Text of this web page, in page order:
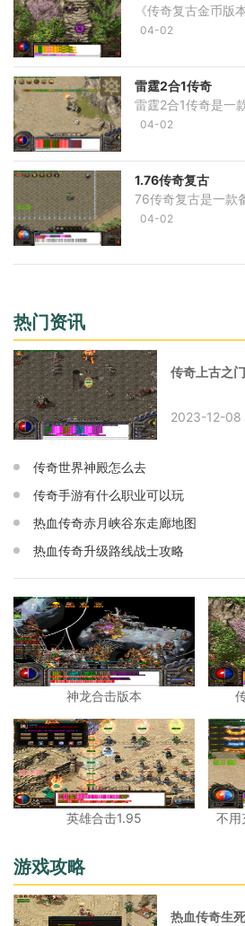
04-02
雷霆2合1传奇
04-02
1.76传奇复古
04-02
热门资讯
传奇上古之
2023-12-08
传奇世界神殿怎么去
传奇手游有什么职业可以玩
热血传奇赤月峡谷东走廊地图
热血传奇升级路线战士攻略
神龙合击版本
英雄合击1.95 不用
游戏攻略
热血传奇生